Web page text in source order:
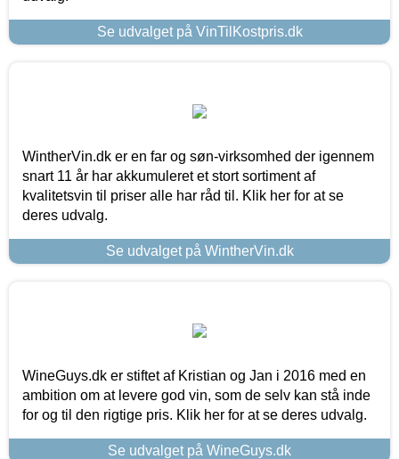
Se udvalget på VinTilKostpris.dk
WintherVin.dk er en far og søn-virksomhed der igennem
snart 11 år har akkumuleret et stort sortiment af
kvalitetsvin til priser alle har råd til. Klik her for at se
deres udvalg.
Se udvalget på WintherVin.dk
WineGuys.dk er stiftet af Kristian og Jan i 2016 med en
ambition om at levere god vin, som de selv kan stå inde
for og til den rigtige pris. Klik her for at se deres udvalg.
Se udvalget på WineGuys.dk